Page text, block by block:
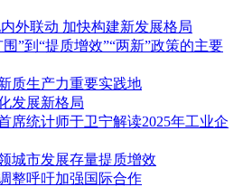
外联动 加快构建新发展格局
”到“提质增效”“两新”政策的主要
质生产力重要实践地
发展新格局
席统计师于卫宁解读2025年工业企
城市发展存量提质增效
整呼吁加强国际合作